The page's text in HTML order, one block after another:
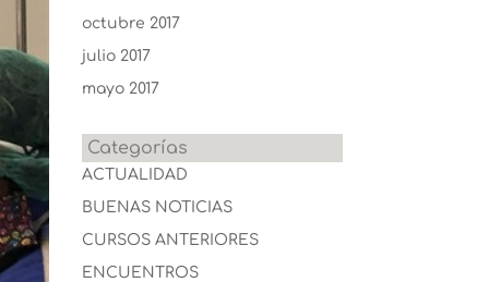
octubre 2017
julio 2017
mayo 2017
Categorías
ACTUALIDAD
BUENAS NOTICIAS
CURSOS ANTERIORES
ENCUENTROS